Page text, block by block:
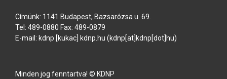
Címünk: 1141 Budapest, Bazsarózsa u. 69.
Tel: 489-0880 Fax: 489-0879
E-mail: kdnp [kukac] kdnp.hu (kdnp[at]kdnp[dot]hu)
Minden jog fenntartva! © KDNP